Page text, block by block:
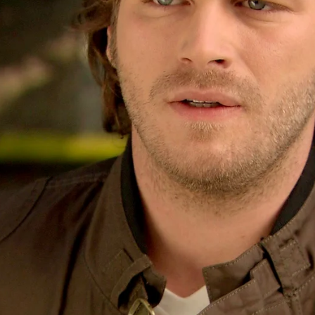
WhatsappFacebook
X
Bither Yöreoglu